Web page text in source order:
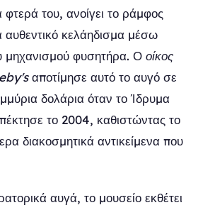
φτερά του, ανοίγει το ράμφος
αυθεντικό κελάηδισμα μέσω
μηχανισμού φυσητήρα. Ο οίκος
αποτίμησε αυτό το αυγό σε
δολάρια όταν το Ίδρυμα
το 2004, καθιστώντας το
διακοσμητικά αντικείμενα που
αυγά, το μουσείο εκθέτει